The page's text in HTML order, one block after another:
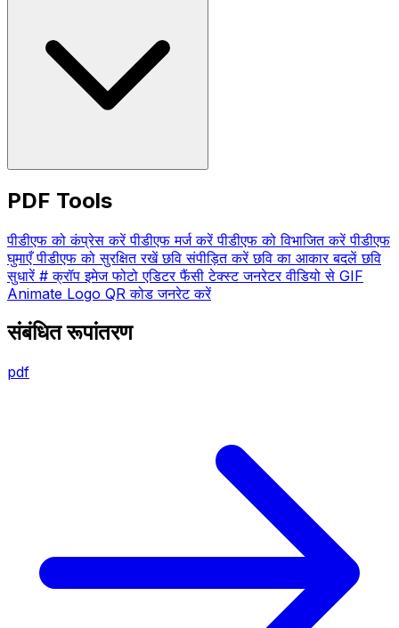
PDF Tools
पीडीएफ को कंप्रेस करेंपीडीएफ मर्ज करेंपीडीएफ को विभाजित करेंपीडीएफ
घुमाएँपीडीएफ को सुरक्षित रखेंछवि संपीड़ित करेंछवि का आकार बदलेंछवि
सुधारें # क्रॉप इमेज फोटो एडिटरफैंसी टेक्स्ट जनरेटरवीडियो से GIF
Animate Logo QR कोड जनरेट करें
संबंधित रूपांतरण
pdf